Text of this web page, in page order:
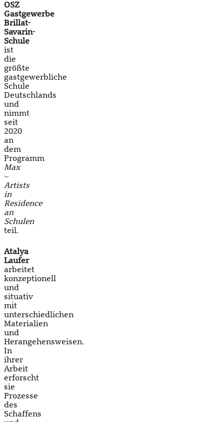
OSZ
Gastgewerbe
Brillat-
Savarin-
Schule
ist
die
größte
gastgewerbliche
Schule
Deutschlands
und
nimmt
seit
2020
an
dem
Programm
Max
–
Artists
in
Residence
an
Schulen
teil.
Atalya
Laufer
arbeitet
konzeptionell
und
situativ
mit
unterschiedlichen
Materialien
und
Herangehensweisen.
In
ihrer
Arbeit
erforscht
sie
Prozesse
des
Schaffens